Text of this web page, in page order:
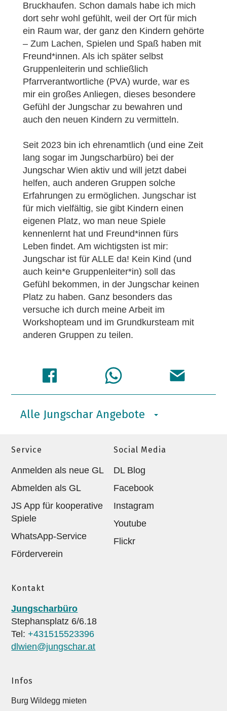
Bruckhaufen. Schon damals habe ich mich
dort sehr wohl gefühlt, weil der Ort für mich
ein Raum war, der ganz den Kindern gehörte
– Zum Lachen, Spielen und Spaß haben mit
Freund*innen. Als ich später selbst
Gruppenleiterin und schließlich
Pfarrverantwortliche (PVA) wurde, war es
mir ein großes Anliegen, dieses besondere
Gefühl der Jungschar zu bewahren und
auch den neuen Kindern zu vermitteln.
Seit 2023 bin ich ehrenamtlich (und eine Zeit
lang sogar im Jungscharbüro) bei der
Jungschar Wien aktiv und will jetzt dabei
helfen, auch anderen Gruppen solche
Erfahrungen zu ermöglichen. Jungschar ist
für mich vielfältig, sie gibt Kindern einen
eigenen Platz, wo man neue Spiele
kennenlernt hat und Freund*innen fürs
Leben findet. Am wichtigsten ist mir:
Jungschar ist für ALLE da! Kein Kind (und
auch kein*e Gruppenleiter*in) soll das
Gefühl bekommen, in der Jungschar keinen
Platz zu haben. Ganz besonders das
versuche ich durch meine Arbeit im
Workshopteam und im Grundkursteam mit
anderen Gruppen zu teilen.
Alle Jungschar Angebote
Service
Anmelden als neue GL
Abmelden als GL
JS App für kooperative
Spiele
WhatsApp-Service
Förderverein
Social Media
DL Blog
Facebook
Instagram
Youtube
Flickr
Kontakt
Jungscharbüro
Stephansplatz 6/6.18
Tel:+431515523396
dlwien@jungschar.at
Infos
Burg Wildegg mieten